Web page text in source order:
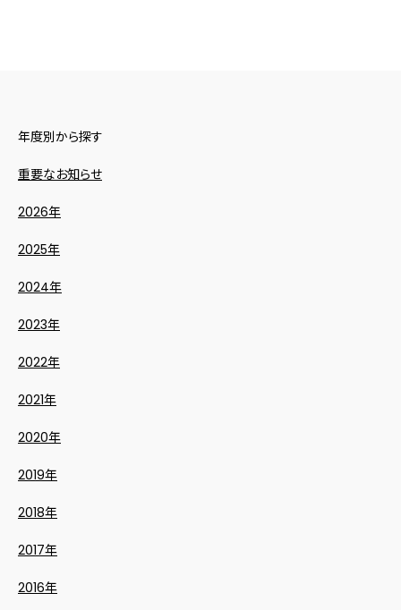
年度別から探す
重要なお知らせ
2026年
2025年
2024年
2023年
2022年
2021年
2020年
2019年
2018年
2017年
2016年